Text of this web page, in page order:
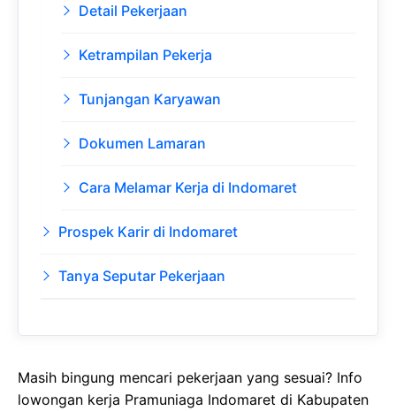
Detail Pekerjaan
Ketrampilan Pekerja
Tunjangan Karyawan
Dokumen Lamaran
Cara Melamar Kerja di Indomaret
Prospek Karir di Indomaret
Tanya Seputar Pekerjaan
Masih bingung mencari pekerjaan yang sesuai? Info
lowongan kerja Pramuniaga Indomaret di Kabupaten